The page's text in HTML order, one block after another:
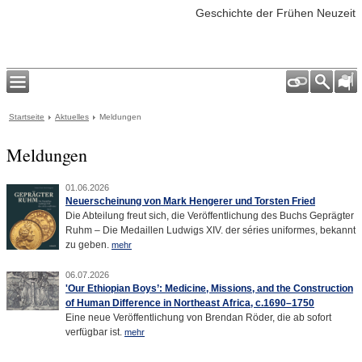
Geschichte der Frühen Neuzeit
Startseite Aktuelles Meldungen
Meldungen
01.06.2026
Neuerscheinung von Mark Hengerer und Torsten Fried
Die Abteilung freut sich, die Veröffentlichung des Buchs Geprägter
Ruhm – Die Medaillen Ludwigs XIV. der séries uniformes, bekannt
zu geben. mehr
06.07.2026
'Our Ethiopian Boys’: Medicine, Missions, and the Construction
of Human Difference in Northeast Africa, c.1690–1750
Eine neue Veröffentlichung von Brendan Röder, die ab sofort
verfügbar ist. mehr